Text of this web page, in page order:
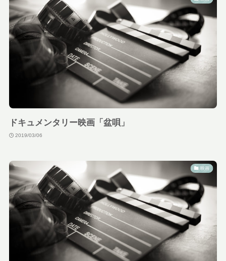
ドキュメンタリー映画「盆唄」
2019/03/06
映画